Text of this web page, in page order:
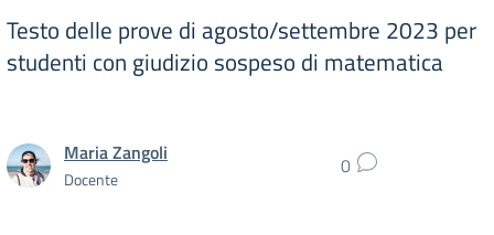
Testo delle prove di agosto/settembre 2023 per
studenti con giudizio sospeso di matematica
Maria Zangoli
Docente 0